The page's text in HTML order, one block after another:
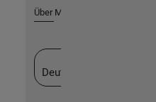
Über MathWorks
Deutschland